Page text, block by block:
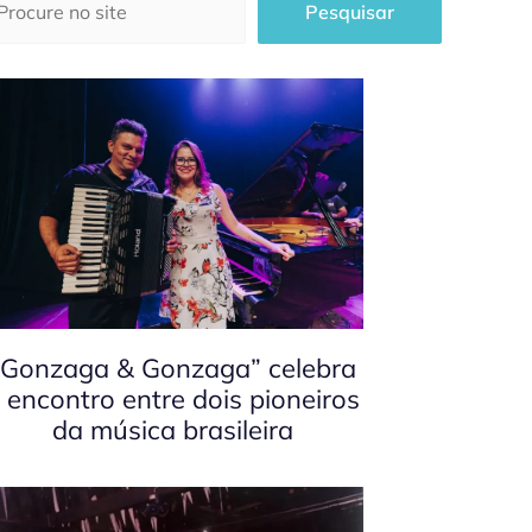
Pesquisar
& Gonzaga” celebra
encontro entre dois pioneiros
da música brasileira